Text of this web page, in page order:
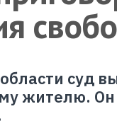
суд
жителю.